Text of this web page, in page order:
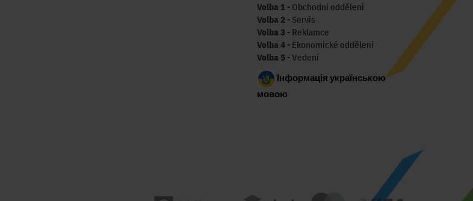
Volba 1 - Obchodní oddělení
Volba 2 - Servis
Volba 3 - Reklamce
Volba 4 - Ekonomické oddělení
Volba 5 - Vedení
Інформація українською
мовою